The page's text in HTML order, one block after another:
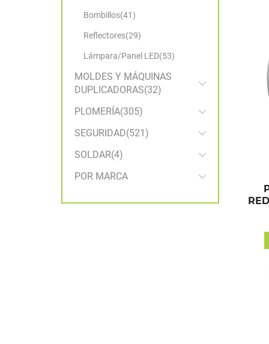
Bombillos(41)
Reflectores(29)
Lámpara/Panel LED(53)
MOLDES Y MÁQUINAS
DUPLICADORAS(32)
PLOMERÍA(305)
SEGURIDAD(521)
SOLDAR(4)
POR MARCA